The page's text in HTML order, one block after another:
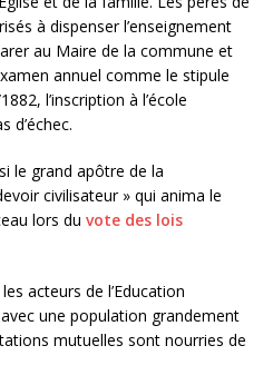
à dispenser l’enseignement
au Maire de la commune et
annuel comme le stipule
l’inscription à l’école
d’échec.
le grand apôtre de la
civilisateur » qui anima le
lors du vote des lois
acteurs de l’Education
une population grandement
mutuelles sont nourries de